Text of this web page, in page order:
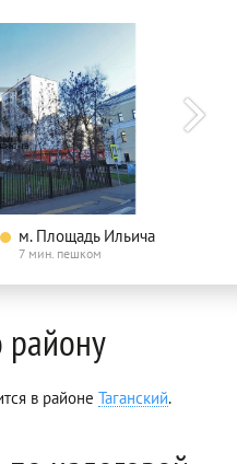
м. Площадь Ильича
7 мин. пешком
району
в районе Таганский.